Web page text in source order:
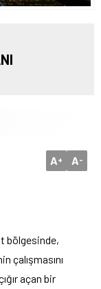
A+ A-
bölgesinde,
çalışmasını
açan bir